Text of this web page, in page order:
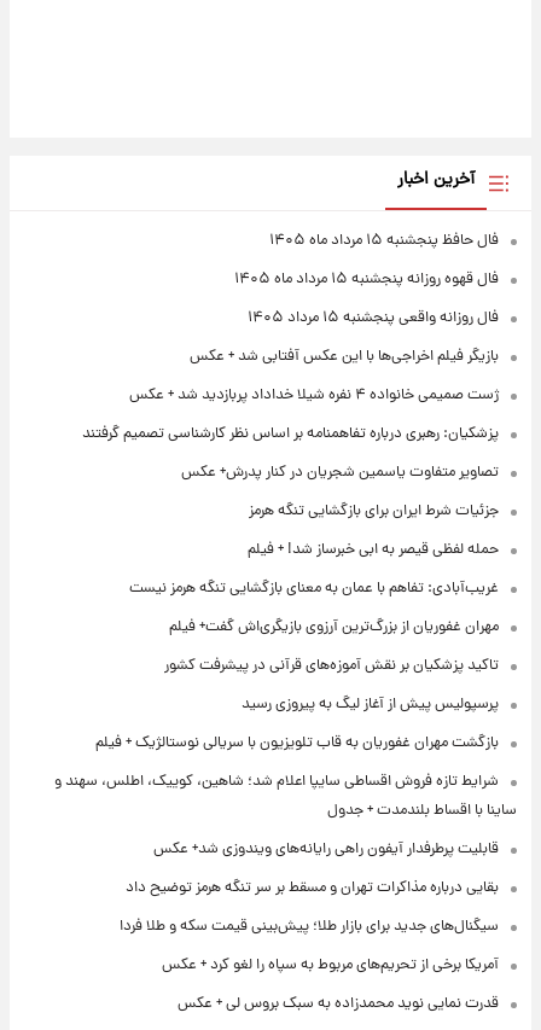
آخرین اخبار
فال حافظ پنجشنبه ۱۵ مرداد ماه ۱۴۰۵
فال قهوه روزانه پنجشنبه ۱۵ مرداد ماه ۱۴۰۵
فال روزانه واقعی پنجشنبه ۱۵ مرداد ۱۴۰۵
بازیگر فیلم اخراجی‌ها با این عکس آفتابی شد + عکس
ژست صمیمی خانواده ۴ نفره شیلا خداداد پربازدید شد + عکس
پزشکیان: رهبری درباره تفاهمنامه بر اساس نظر کارشناسی تصمیم گرفتند
تصاویر متفاوت یاسمین شجریان در کنار پدرش+ عکس
جزئیات شرط ایران برای بازگشایی تنگه هرمز
حمله لفظی قیصر به ابی خبرساز شد! + فیلم
غریب‌آبادی: تفاهم با عمان به معنای بازگشایی تنگه هرمز نیست
مهران غفوریان از بزرگ‌ترین آرزوی بازیگری‌اش گفت+ فیلم
تاکید پزشکیان بر نقش آموزه‌های قرآنی در پیشرفت کشور
پرسپولیس پیش از آغاز لیگ به پیروزی رسید
بازگشت مهران غفوریان به قاب تلویزیون با سریالی نوستالژیک + فیلم
شرایط تازه فروش اقساطی سایپا اعلام شد؛ شاهین، کوییک، اطلس، سهند و
ساینا با اقساط بلندمدت + جدول
قابلیت پرطرفدار آیفون راهی رایانه‌های ویندوزی شد+ عکس
بقایی درباره مذاکرات تهران و مسقط بر سر تنگه هرمز توضیح داد
سیگنال‌های جدید برای بازار طلا؛ پیش‌بینی قیمت سکه و طلا فردا
آمریکا برخی از تحریم‌های مربوط به سپاه را لغو کرد + عکس
قدرت نمایی نوید محمدزاده به سبک بروس لی + عکس